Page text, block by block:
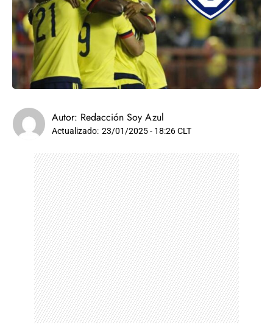
Autor: Redacción Soy Azul
Actualizado: 23/01/2025 - 18:26 CLT